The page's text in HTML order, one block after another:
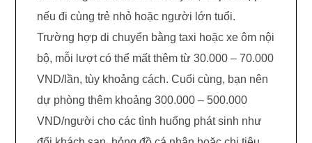
nếu đi cùng trẻ nhỏ hoặc người lớn tuổi.
Trường hợp di chuyển bằng taxi hoặc xe ôm nội
bộ, mỗi lượt có thể mất thêm từ 30.000 – 70.000
VND/lần, tùy khoảng cách. Cuối cùng, bạn nên
dự phòng thêm khoảng 300.000 – 500.000
VND/người cho các tình huống phát sinh như